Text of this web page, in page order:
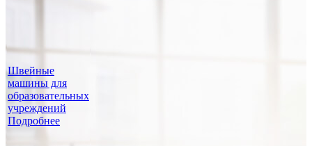
Швейные
машины для
образовательных
учреждений
Подробнее